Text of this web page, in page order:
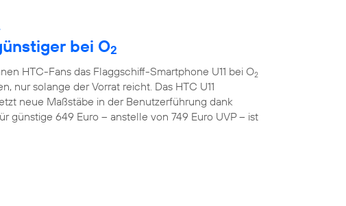
bei O2
HTC-Fans das Flaggschiff-Smartphone U11 bei O2
nur solange der Vorrat reicht. Das HTC U11
neue Maßstäbe in der Benutzerführung dank
günstige 649 Euro – anstelle von 749 Euro UVP – ist